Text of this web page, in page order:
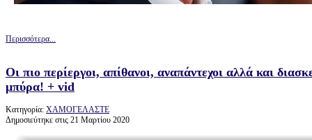
Περισσότερα...
Οι πιο περίεργοι, απίθανοι, αναπάντεχοι αλλά και
μπύρα! + vid
Κατηγορία: ΧΑΜΟΓΕΛΑΣΤΕ
Δημοσιεύτηκε στις 21 Μαρτίου 2020